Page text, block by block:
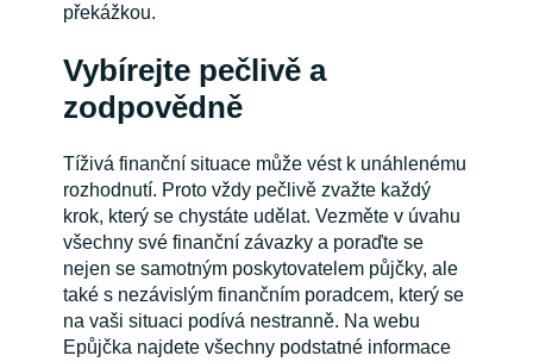
překážkou.
Vybírejte pečlivě a
zodpovědně
Tíživá finanční situace může vést k unáhlenému
rozhodnutí. Proto vždy pečlivě zvažte každý
krok, který se chystáte udělat. Vezměte v úvahu
všechny své finanční závazky a poraďte se
nejen se samotným poskytovatelem půjčky, ale
také s nezávislým finančním poradcem, který se
na vaši situaci podívá nestranně. Na webu
Epůjčka najdete všechny podstatné informace